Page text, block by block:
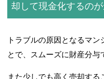
却して現金化するのが
トラブルの原因となるマ
とで、スムーズに財産分与
また少しでも高く売却す